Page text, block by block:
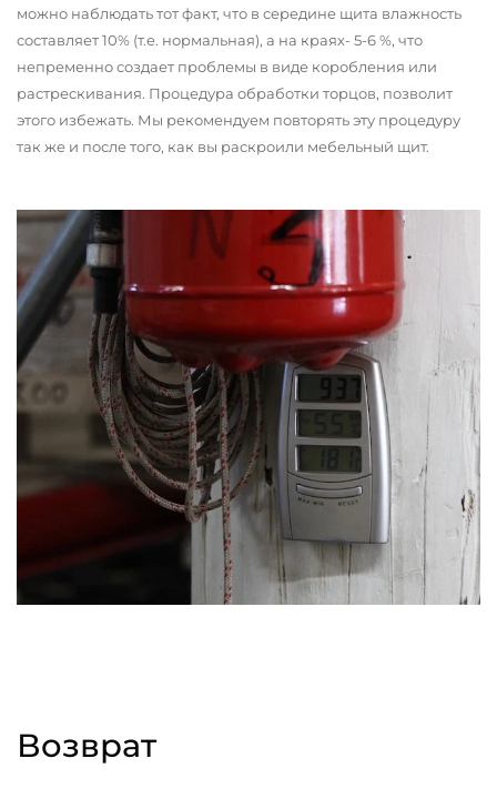
можно наблюдать тот факт, что в середине щита влажность
составляет 10% (т.е. нормальная), а на краях- 5-6 %, что
непременно создает проблемы в виде коробления или
растрескивания. Процедура обработки торцов, позволит
этого избежать. Мы рекомендуем повторять эту процедуру
так же и после того, как вы раскроили мебельный щит.
Возврат